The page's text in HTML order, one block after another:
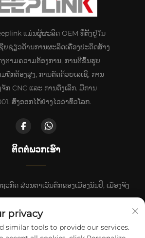
ແມ່ນຜູ້ຜະລິດ OEM ທີ່ຕັ້ງຢູ່ໃນ
ຍຊ່ຽວດ້ານການຜະລິດເຄື່ອງປະດິດສ້າງ
ຕາມຄວາມຕ້ອງການ, ການຕີຂຶ້ນຮູບ
ຖືກຕ້ອງສູງ, ການຕັດດ້ວຍເລເຊີ, ການ
ກ CNC ແລະ ການດຶງເລິກ. ມີການ
ສົ່ງອອກໄດ້ຢ່າງໄວວ່າທົ່ວໂລກ.
ຕິດຕໍ່ພວກເຮົາ
ະກິດ ສ່ວນຕາເວັນຕົກຂອງເມືອງນັນປີ, ເມືອງຈັງ
+86-18617745678
privacy
similar tools to provide our services.